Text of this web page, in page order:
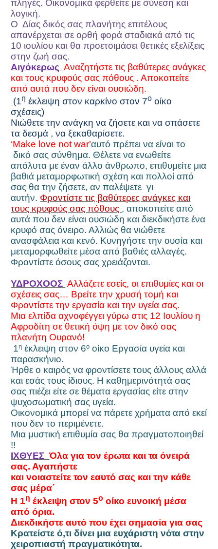
πληγές. Οικονομικά φερθείτε με σύνεση και
λογική.
Ο Δίας δικός σας πλανήτης επιτέλους
απανέρχεται σε ορθή φορά σταδιακά από τις
10 ιουλίου και θα προετοιμάσει θετικές εξελίξεις
στην ζωή σας.
Αιγόκερως Αναζητήστε τις βαθύτερες ανάγκες
και τους κρυφούς σας πόθους . Αποκοπείτε
από αυτά που δεν είναι ουσιώδη.
(1η έκλειψη στον καρκίνο στον 7ο οίκο
σχέσεις)
Νιώθετε την ανάγκη να ζήσετε και να σπάσετε
τα δεσμά , να ξεκαθαρίσετε.
‘Make love not war’αυτό πρέπει να είναι το
δικό σας σύνθημα. Θέλετε να ενωθείτε
απόλυτα με έναν άλλο άνθρωπο, επιθυμείτε μια
βαθιά μεταμορφωτική σχέση και πολλοί από
σας θα την ζήσετε, αν παλέψετε γι
αυτήν. Φροντίστε τις βαθύτερες ανάγκες και
τους κρυφούς σας πόθους , αποκοπείτε από
αυτά που δεν είναι ουσιώδη και διεκδικήστε ένα
κρυφό σας όνειρο. Αλλιώς θα νιώθετε
ανασφάλεια και κενό. Κυνηγήστε την ουσία και
μεταμορφωθείτε μέσα από βαθιές αλλαγές.
Φροντίστε όσους σας χρειάζονται.
ΥΔΡΟΧΟΟΣ Αλλάζετε εσείς, οι επιθυμίες και οι
σχέσεις σας… Βρείτε την χρυσή τομή και
Φροντίστε την εργασία και την υγεία σας.
Μια ελπίδα αχνοφέγγει γύρω στις 12 Ιουλίου η
Αφροδίτη σε θετική όψη με τον δικό σας
πλανήτη Ουρανό!
1η έκλειψη στον 6ο οίκο Εργασία υγεία και
παρασκήνιο.
Ήρθε ο καιρός να φροντίσετε τους άλλους αλλά
και εσάς τους ίδιους. Η καθημερινότητά σας
σας πιέζει είτε σε θέματα εργασίας είτε στην
ψυχοσωματική σας υγεία.
Οικονομικά μπορεί να πάρετε χρήματα από εκεί
που δεν το περιμένετε.
Μια μυστική επιθυμία σας θα πραγματοποιηθεί
!!
ΙΧΘΥΕΣ Όλα για τον έρωτα και τα όνειρά
σας. Αγαπήστε
και νοιαστείτε τον εαυτό σας και την κάθε
σας μέρα΄
Η 1η έκλειψη στον 5ο οίκο ευνοική μέσα
από όρια.
Διεκδικήστε αυτό που έχει σημασία για σας
Κρατείστε ό,τι δίνει μια ευχάριστη νότα στην
χειροπιαστή πραγματικότητα.